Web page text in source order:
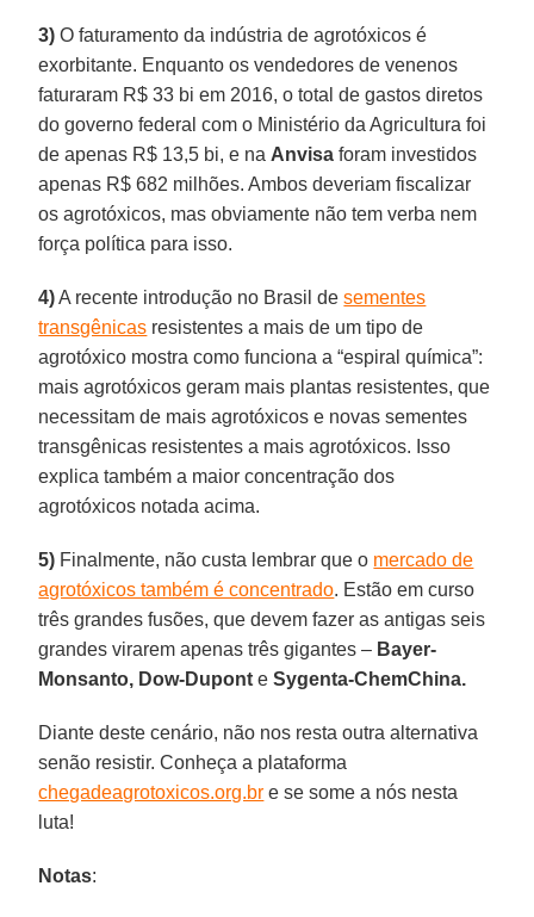
3) O faturamento da indústria de agrotóxicos é
exorbitante. Enquanto os vendedores de venenos
faturaram R$ 33 bi em 2016, o total de gastos diretos
do governo federal com o Ministério da Agricultura foi
de apenas R$ 13,5 bi, e na Anvisa foram investidos
apenas R$ 682 milhões. Ambos deveriam fiscalizar
os agrotóxicos, mas obviamente não tem verba nem
força política para isso.
4)A recente introdução no Brasil desementes
transgênicas resistentes a mais de um tipo de
agrotóxico mostra como funciona a “espiral química”:
mais agrotóxicos geram mais plantas resistentes, que
necessitam de mais agrotóxicos e novas sementes
transgênicas resistentes a mais agrotóxicos. Isso
explica também a maior concentração dos
agrotóxicos notada acima.
5) Finalmente, não custa lembrar que o mercado de
agrotóxicos também é concentrado. Estão em curso
três grandes fusões, que devem fazer as antigas seis
grandes virarem apenas três gigantes – Bayer-
Monsanto, Dow-Dupont eSygenta-ChemChina.
Diante deste cenário, não nos resta outra alternativa
senão resistir. Conheça a plataforma
chegadeagrotoxicos.org.br e se some a nós nesta
luta!
Notas: